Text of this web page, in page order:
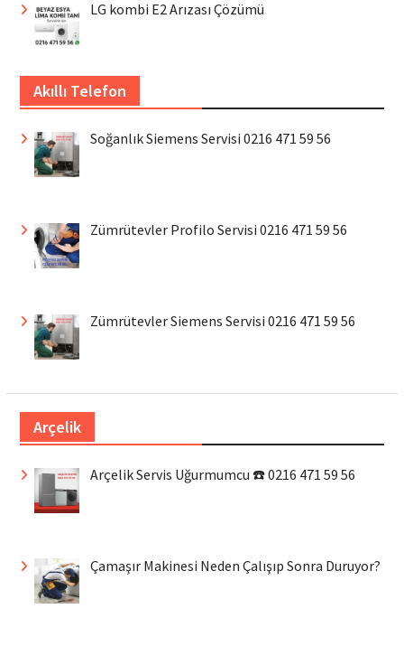
LG kombi E2 Arızası Çözümü
Akıllı Telefon
Soğanlık Siemens Servisi 0216 471 59 56
Zümrütevler Profilo Servisi 0216 471 59 56
Zümrütevler Siemens Servisi 0216 471 59 56
Arçelik
Arçelik Servis Uğurmumcu ☎️ 0216 471 59 56
Çamaşır Makinesi Neden Çalışıp Sonra Duruyor?